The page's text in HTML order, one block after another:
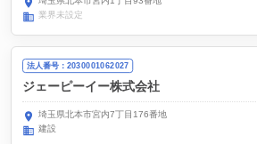
業界未設定
法人番号：2030001062027
ジェーピーイー株式会社
埼玉県北本市宮内7丁目176番地
建設